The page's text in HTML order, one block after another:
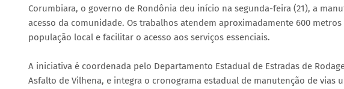
Corumbiara, o governo de Rondônia deu início na segunda-feira (21), a
acesso da comunidade. Os trabalhos atendem aproximadamente 600
população local e facilitar o acesso aos serviços essenciais.
A iniciativa é coordenada pelo Departamento Estadual de Estradas de
Asfalto de Vilhena, e integra o cronograma estadual de manutenção de vias